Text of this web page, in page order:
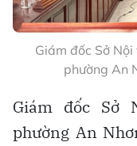
Giám đốc Sở
phường An
Giám đốc Sở
phường An